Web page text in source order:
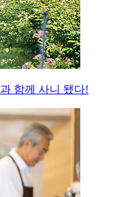
함께 사니 됐다!